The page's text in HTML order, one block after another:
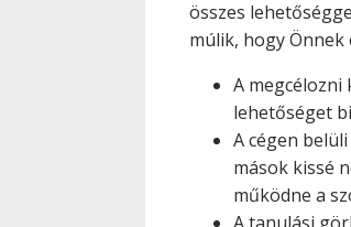
összes
múlik, hogy Önnek
A megcélozni
lehetőséget
A cégen
mások kissé
működne a